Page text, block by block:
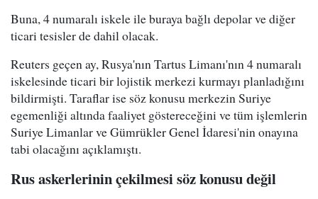
Buna, 4 numaralı iskele ile buraya bağlı depolar ve diğer
ticari tesisler de dahil olacak.
Reuters geçen ay, Rusya'nın Tartus Limanı'nın 4 numaralı
iskelesinde ticari bir lojistik merkezi kurmayı planladığını
bildirmişti. Taraflar ise söz konusu merkezin Suriye
egemenliği altında faaliyet göstereceğini ve tüm işlemlerin
Suriye Limanlar ve Gümrükler Genel İdaresi'nin onayına
tabi olacağını açıklamıştı.
Rus askerlerinin çekilmesi söz konusu değil